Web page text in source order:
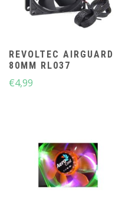
REVOLTEC AIRGUARD
80MM RL037
€4,99